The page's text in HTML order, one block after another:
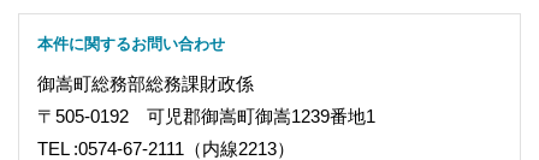
本件に関するお問い合わせ
御嵩町総務部総務課財政係
〒505-0192 可児郡御嵩町御嵩1239番地1
TEL :0574-67-2111（内線2213）